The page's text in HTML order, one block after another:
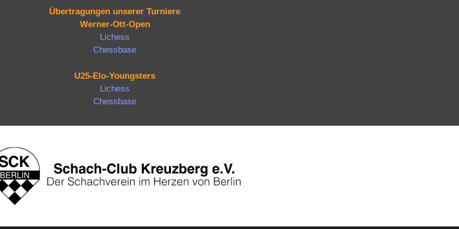
Übertragungen unserer Turniere
Werner-Ott-Open
Lichess
Chessbase
U25-Elo-Youngsters
Lichess
Chessbase